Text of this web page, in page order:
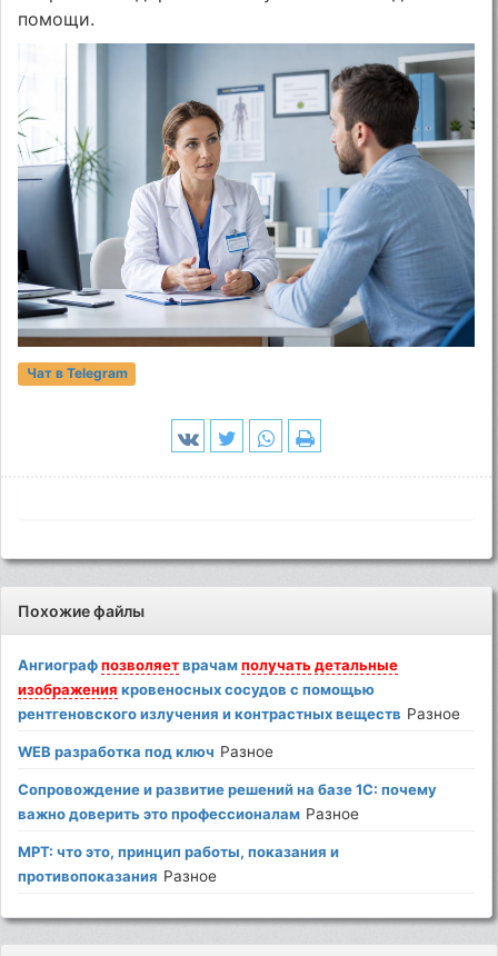
помощи.
Чат в Telegram
Похожие файлы
Ангиографпозволяетврачамполучать детальные
изображения кровеносных сосудов с помощью
рентгеновского излучения и контрастных веществ Разное
WEB разработка под ключ Разное
Сопровождение и развитие решений на базе 1C: почему
важно доверить это профессионалам Разное
МРТ: что это, принцип работы, показания и
противопоказания Разное